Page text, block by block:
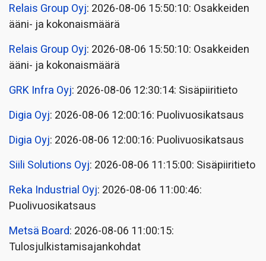
Relais Group Oyj: 2026-08-06 15:50:10: Osakkeiden
ääni- ja kokonaismäärä
Relais Group Oyj: 2026-08-06 15:50:10: Osakkeiden
ääni- ja kokonaismäärä
GRK Infra Oyj: 2026-08-06 12:30:14: Sisäpiiritieto
Digia Oyj: 2026-08-06 12:00:16: Puolivuosikatsaus
Digia Oyj: 2026-08-06 12:00:16: Puolivuosikatsaus
Siili Solutions Oyj: 2026-08-06 11:15:00: Sisäpiiritieto
Reka Industrial Oyj: 2026-08-06 11:00:46:
Puolivuosikatsaus
Metsä Board: 2026-08-06 11:00:15:
Tulosjulkistamisajankohdat